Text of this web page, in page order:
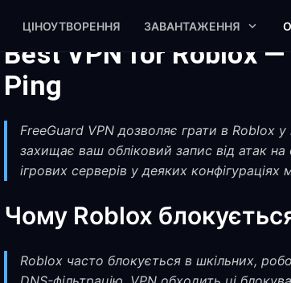
ЦІНОУТВОРЕННЯ ЗАВАНТАЖЕННЯ
Best VPN for Roblox
Ping
FreeGuard VPN дозволяє грати в Roblox
захищає ваш обліковий запис від атак
ігрових серверів у деяких конфігураціях
Чому Roblox
Roblox часто блокується в шкільних,